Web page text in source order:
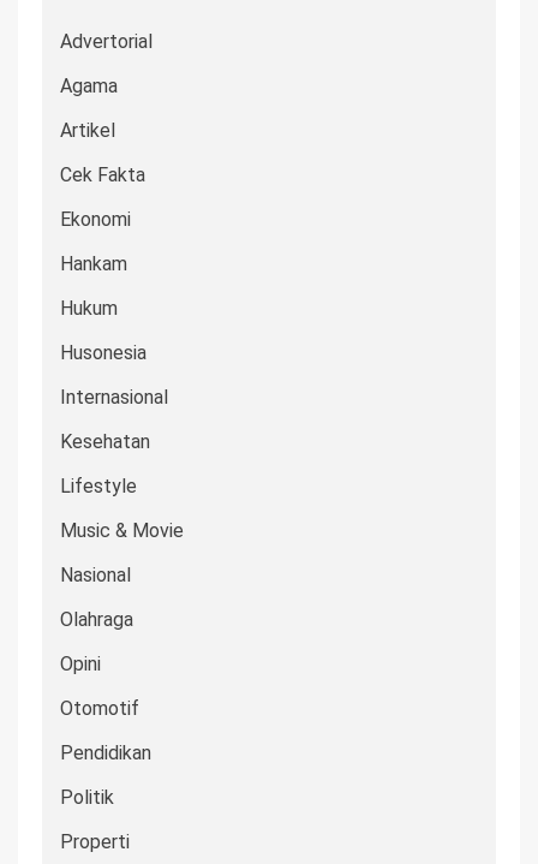
Advertorial
Agama
Artikel
Cek Fakta
Ekonomi
Hankam
Hukum
Husonesia
Internasional
Kesehatan
Lifestyle
Music & Movie
Nasional
Olahraga
Opini
Otomotif
Pendidikan
Politik
Properti